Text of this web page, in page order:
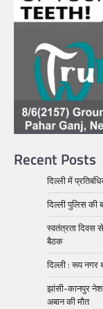
Recent Posts
दिल्ली में
दिल्ली पुलिस की
स्वतंत्रता दिवस
बैठक
दिल्ली : रूप नगर
झांसी-कानपुर
अबान की मौत